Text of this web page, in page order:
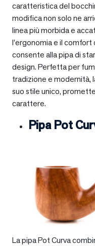
caratteristica del
modifica non solo ne
linea più morbida e
l’ergonomia e il comfort
consente alla pipa di
design. Perfetta per
tradizione e modernità,
suo stile unico,
carattere.
Pipa Pot
La pipa Pot Curva